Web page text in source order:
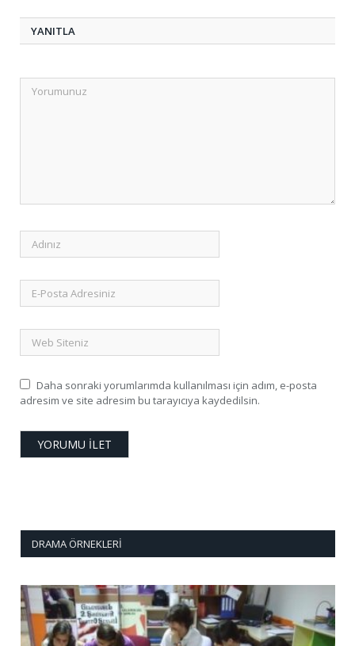
YANITLA
Daha sonraki yorumlarımda kullanılması için adım, e-posta
adresim ve site adresim bu tarayıcıya kaydedilsin.
DRAMA ÖRNEKLERI